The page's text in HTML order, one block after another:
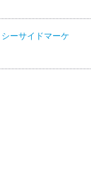
ーサイドマーケ